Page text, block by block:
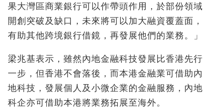
果大灣區商業銀行可以作帶頭作用，於部份領域
開創突破及缺口，未來將可以加大融資覆蓋面，
有助其他跨境銀行借鏡，再發展他們的業務。」
梁兆基表示，雖然內地金融科技發展比香港先行
一步，但香港不會落後，而本港金融業可借助內
地科技，發展個人及小微企業的金融服務，內地
科企亦可借助本港將業務拓展至海外。